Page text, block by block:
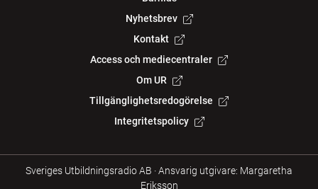
Nyhetsbrev
Kontakt
Access och mediecentraler
Om UR
Tillgänglighetsredogörelse
Integritetspolicy
Sveriges Utbildningsradio AB ·Ansvarig utgivare: Margaretha
Eriksson